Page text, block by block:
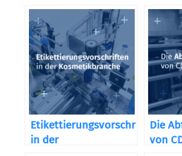
Weingüter und
Brauereien
aus?
Etikettierungsvorschriften
in der
Die
von